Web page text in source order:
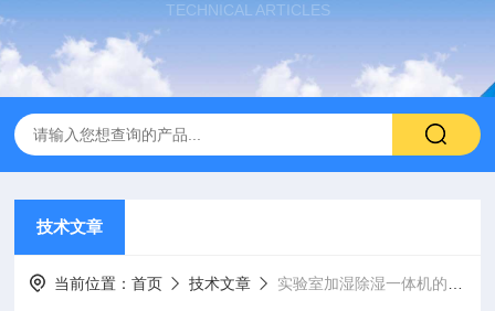
TECHNICAL ARTICLES
技术文章
当前位置：首页 技术文章 实验室加湿除湿一体机的基本挑选原则是什么